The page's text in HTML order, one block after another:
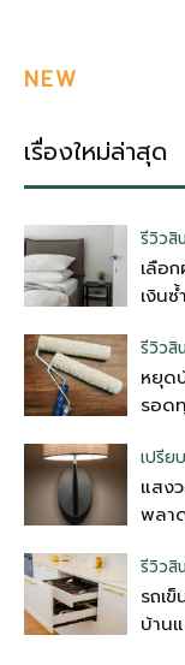
NEW
เรื่องใหม่ล่าสุด
รีวิวสิ
เลือ
เงิน
รีวิวสิ
หยุด
รอด
เปรี
แสง
พลา
รีวิวสิ
รถเ
บ้าน